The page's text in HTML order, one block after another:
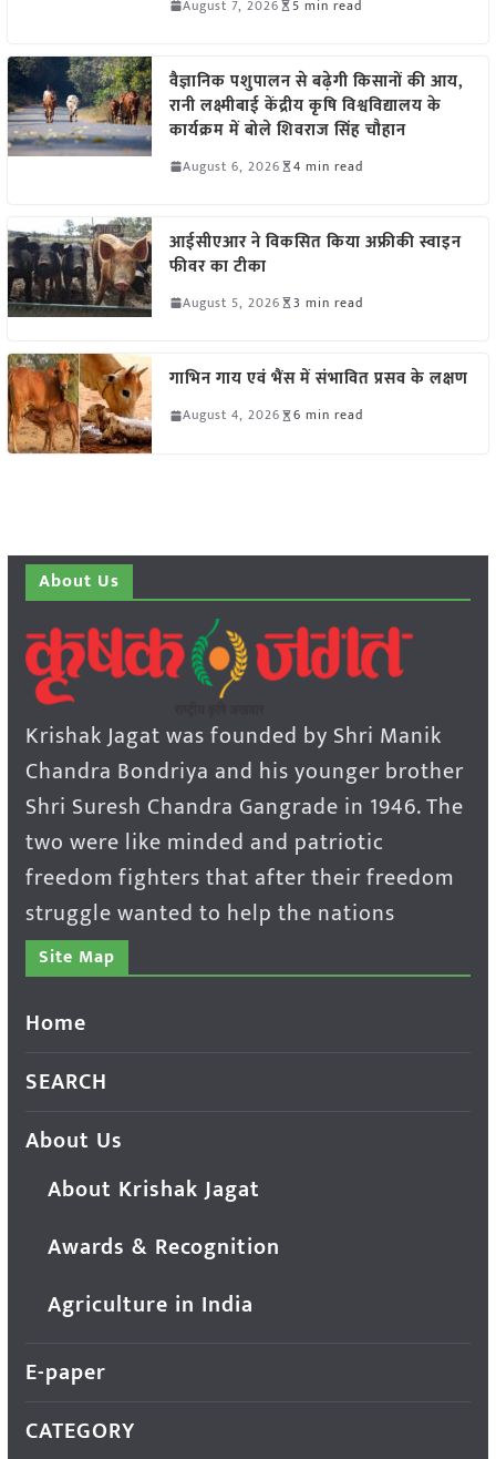
August 7, 2026 5 min read
वैज्ञानिक पशुपालन से बढ़ेगी किसानों की आय,
रानी लक्ष्मीबाई केंद्रीय कृषि विश्वविद्यालय के
कार्यक्रम में बोले शिवराज सिंह चौहान
August 6, 2026 4 min read
आईसीएआर ने विकसित किया अफ्रीकी स्वाइन
फीवर का टीका
August 5, 2026 3 min read
गाभिन गाय एवं भैंस में संभावित प्रसव के लक्षण
August 4, 2026 6 min read
About Us
Krishak Jagat was founded by Shri Manik
Chandra Bondriya and his younger brother
Shri Suresh Chandra Gangrade in 1946. The
two were like minded and patriotic
freedom fighters that after their freedom
struggle wanted to help the nations
Site Map
Home
SEARCH
About Us
About Krishak Jagat
Awards & Recognition
Agriculture in India
E-paper
CATEGORY